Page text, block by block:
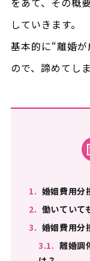
していきます。
基本的に“離婚
ので、諦めてし
1. 婚姻費用分
2. 働いていて
3. 婚姻費用分
3.1. 離婚調